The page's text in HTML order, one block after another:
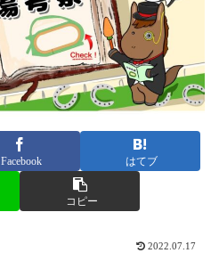
Facebook はてブ
コピー
2022.07.17